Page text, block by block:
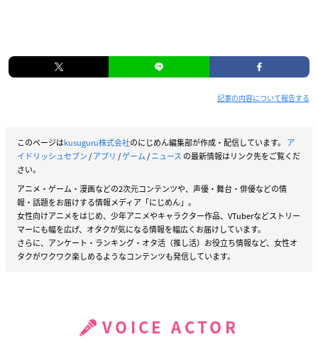
記事の内容について報告する
このページはkusuguru株式会社のにじめん編集部が作成・配信しています。 ア
イドリッシュセブン/アプリ /ゲーム/ニュース の最新情報はリンク先をご覧くだ
さい。
アニメ・ゲーム・漫画などの2次元コンテンツや、声優・舞台・俳優などの情
報・話題をお届けする情報メディア「にじめん」。
女性向けアニメをはじめ、少年アニメやキャラクター作品、VTuberなどストリー
マーにも幅を広げ、オタクが気になる情報を幅広くお届けしています。
さらに、アンケート・ランキング・オタ活（推し活）お役立ち情報など、女性オ
タクがワクワク楽しめるようなコンテンツも発信しています。
VOICE ACTOR